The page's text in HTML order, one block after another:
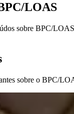
LOAS
sobre BPC/
sobre o BPC/